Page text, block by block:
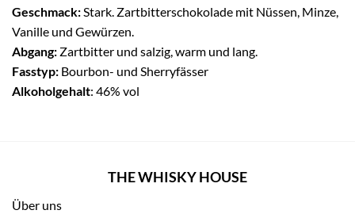
Geschmack:Stark. Zartbitterschokolade mit Nüssen, Minze,
Vanille und Gewürzen.
Abgang: Zartbitter und salzig, warm und lang.
Fasstyp: Bourbon- und Sherryfässer
Alkoholgehalt: 46% vol
THE WHISKY HOUSE
Über uns